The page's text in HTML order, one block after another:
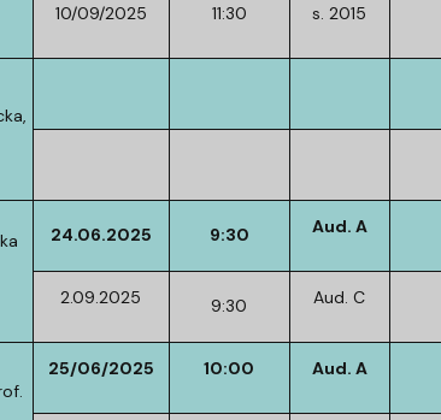
10/09/2025 11:30 s. 2015
24.06.2025 9:30 Aud. A
2.09.2025 9:30 Aud. C
25/06/2025 10:00 Aud. A